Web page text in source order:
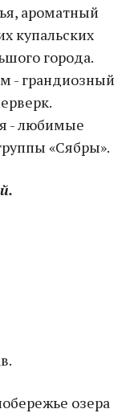
ароматный
купальских
города.
- грандиозный
- любимые
«Сябры».
озера